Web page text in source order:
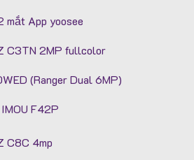
mắt App yoosee
C3TN 2MP fullcolor
(Ranger Dual 6MP)
F42P
C8C 4mp